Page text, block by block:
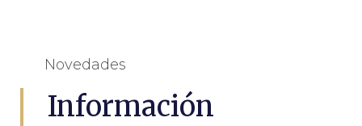
Novedades
Información